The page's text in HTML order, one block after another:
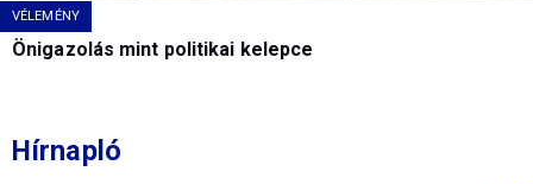
VÉLEMÉNY
Önigazolás mint politikai kelepce
Hírnapló